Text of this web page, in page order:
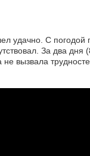
удачно. С погодой
За два дня
вызвала